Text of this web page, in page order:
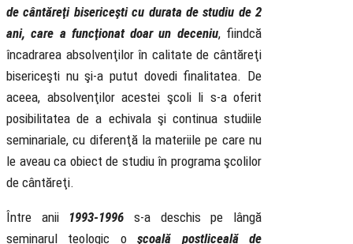
de cântăreţi bisericeşti cu durata de studiu de 2
ani, care a funcţionat doar un deceniu, fiindcă
încadrarea absolvenţilor în calitate de cântăreţi
bisericeşti nu şi-a putut dovedi finalitatea. De
aceea, absolvenţilor acestei şcoli li s-a oferit
posibilitatea de a echivala şi continua studiile
seminariale, cu diferenţă la materiile pe care nu
le aveau ca obiect de studiu în programa şcolilor
de cântăreţi.
Între anii 1993-1996 s-a deschis pe lângă
seminarul teologic oşcoală postliceală de